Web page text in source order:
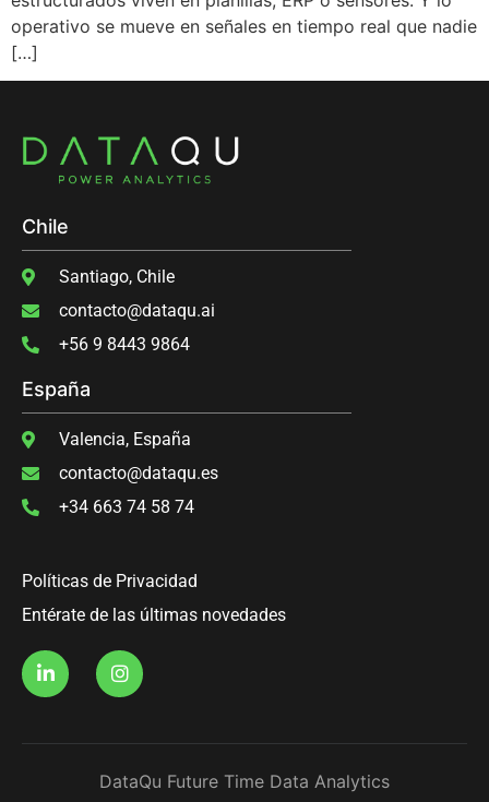
operativo se mueve en señales en tiempo real que nadie
[…]
Chile
Santiago, Chile
contacto@dataqu.ai
‭+56 9 8443 9864‬
España
Valencia, España
contacto@dataqu.es
+34 663 74 58 74
Políticas de Privacidad
Entérate de las últimas novedades
DataQu Future Time Data Analytics